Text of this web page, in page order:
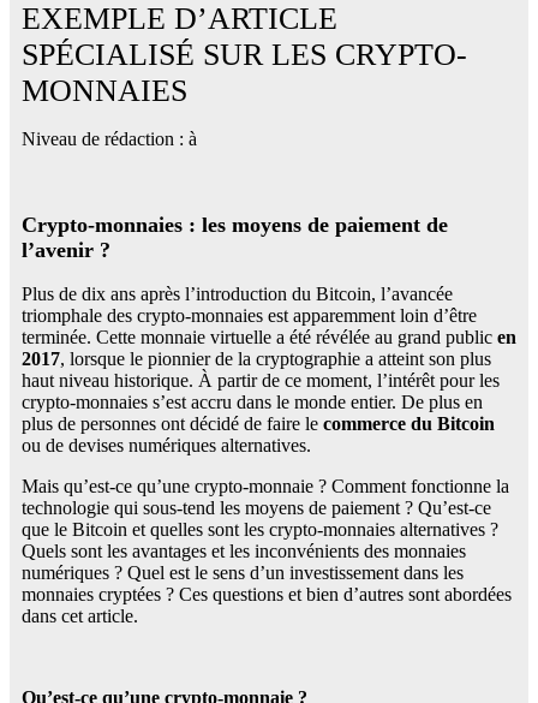
EXEMPLE D’ARTICLE
SPÉCIALISÉ SUR LES CRYPTO-
MONNAIES
Niveau de rédaction : à
Crypto-monnaies : les moyens de paiement de
l’avenir ?
Plus de dix ans après l’introduction du Bitcoin, l’avancée
triomphale des crypto-monnaies est apparemment loin d’être
terminée. Cette monnaie virtuelle a été révélée au grand public en
2017, lorsque le pionnier de la cryptographie a atteint son plus
haut niveau historique. À partir de ce moment, l’intérêt pour les
crypto-monnaies s’est accru dans le monde entier. De plus en
plus de personnes ont décidé de faire le commerce du Bitcoin
ou de devises numériques alternatives.
Mais qu’est-ce qu’une crypto-monnaie ? Comment fonctionne la
technologie qui sous-tend les moyens de paiement ? Qu’est-ce
que le Bitcoin et quelles sont les crypto-monnaies alternatives ?
Quels sont les avantages et les inconvénients des monnaies
numériques ? Quel est le sens d’un investissement dans les
monnaies cryptées ? Ces questions et bien d’autres sont abordées
dans cet article.
Qu’est-ce qu’une crypto-monnaie ?